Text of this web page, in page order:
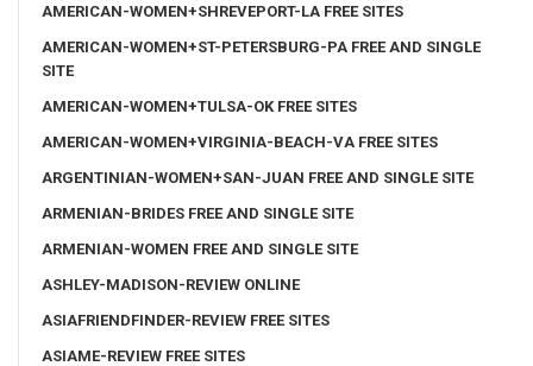
AMERICAN-WOMEN+SHREVEPORT-LA FREE SITES
AMERICAN-WOMEN+ST-PETERSBURG-PA FREE AND SINGLE
SITE
AMERICAN-WOMEN+TULSA-OK FREE SITES
AMERICAN-WOMEN+VIRGINIA-BEACH-VA FREE SITES
ARGENTINIAN-WOMEN+SAN-JUAN FREE AND SINGLE SITE
ARMENIAN-BRIDES FREE AND SINGLE SITE
ARMENIAN-WOMEN FREE AND SINGLE SITE
ASHLEY-MADISON-REVIEW ONLINE
ASIAFRIENDFINDER-REVIEW FREE SITES
ASIAME-REVIEW FREE SITES